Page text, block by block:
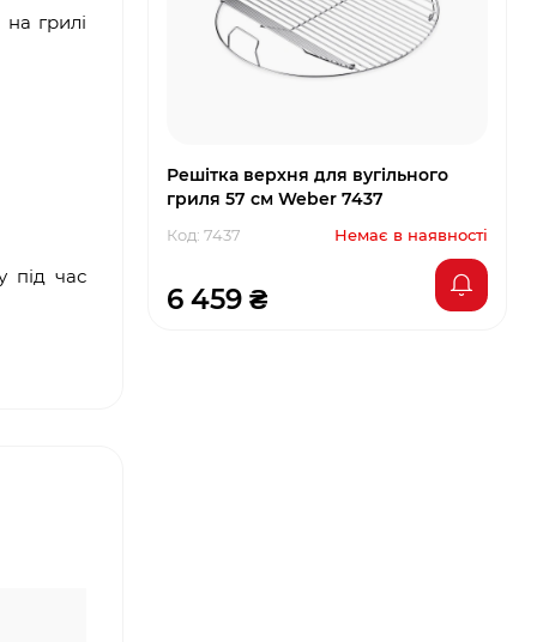
грилі
під час
Решітка верхня для вугільного
гриля 57 см Weber 7437
Код: 7437 Немає в наявності
6 459 ₴